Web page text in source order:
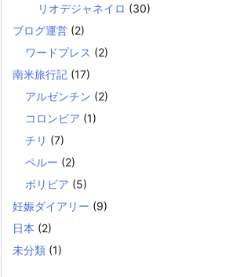
リオデジャネイロ (30)
ブログ運営 (2)
ワードプレス (2)
南米旅行記 (17)
アルゼンチン (2)
コロンビア (1)
チリ (7)
ペルー (2)
ボリビア (5)
妊娠ダイアリー (9)
日本 (2)
未分類 (1)